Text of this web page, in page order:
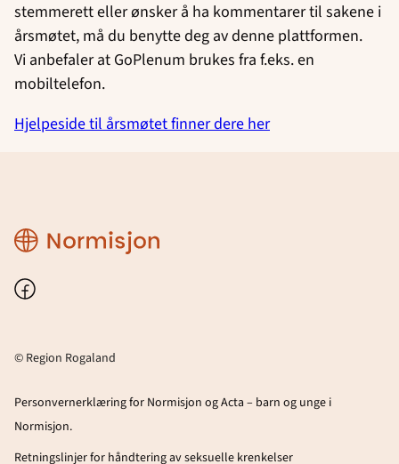
stemmerett eller ønsker å ha kommentarer til sakene i
årsmøtet, må du benytte deg av denne plattformen.
Vi anbefaler at GoPlenum brukes fra f.eks. en
mobiltelefon.
Hjelpeside til årsmøtet finner dere her
Region
Rogaland
Facebook
© Region Rogaland
Personvernerklæring for Normisjon og Acta – barn og unge i
Normisjon.
Retningslinjer for håndtering av seksuelle krenkelser